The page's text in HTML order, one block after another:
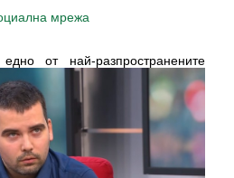
мрежа
от най-разпространените